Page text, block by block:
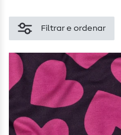
Filtrar e ordenar